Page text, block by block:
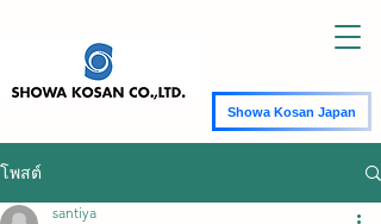
Showa Kosan Japan
โพสต์
santiya